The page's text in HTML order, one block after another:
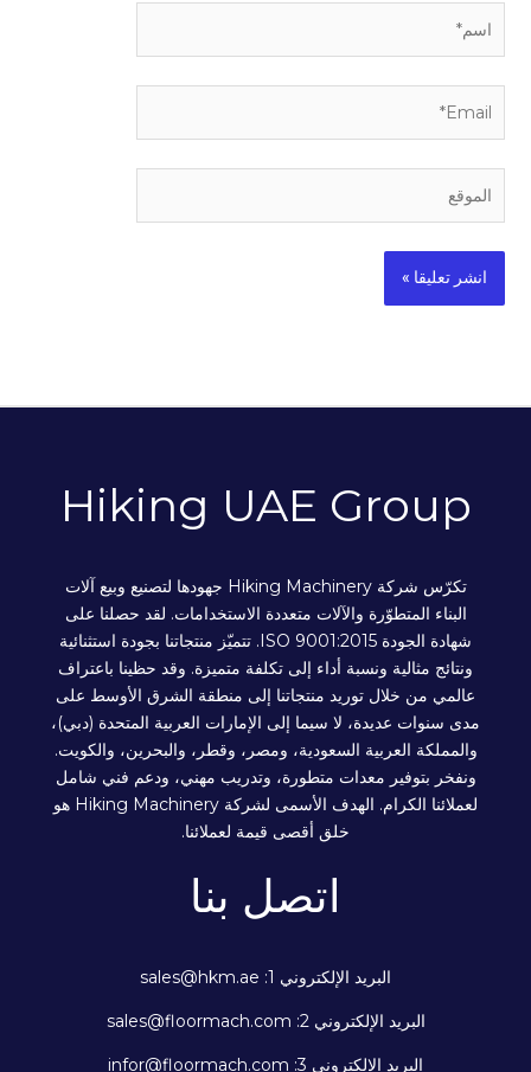
Hiking UAE Group
تكرّس شركة Hiking Machinery جهودها لتصنيع وبيع آلات
البناء المتطوّرة والآلات متعددة الاستخدامات. لقد حصلنا على
شهادة الجودة ISO 9001:2015. تتميّز منتجاتنا بجودة استثنائية
ونتائج مثالية ونسبة أداء إلى تكلفة متميزة. وقد حظينا باعتراف
عالمي من خلال توريد منتجاتنا إلى منطقة الشرق الأوسط على
مدى سنوات عديدة، لا سيما إلى الإمارات العربية المتحدة (دبي)،
والمملكة العربية السعودية، ومصر، وقطر، والبحرين، والكويت.
ونفخر بتوفير معدات متطورة، وتدريب مهني، ودعم فني شامل
لعملائنا الكرام. الهدف الأسمى لشركة Hiking Machinery هو
خلق أقصى قيمة لعملائنا.
اتصل بنا
البريد الإلكتروني 1: sales@hkm.ae
البريد الإلكتروني 2: sales@floormach.com
البريد الإلكتروني 3: infor@floormach.com